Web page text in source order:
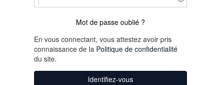
Mot de passe oublié ?
En vous connectant, vous attestez avoir pris
connaissance de la Politique de confidentialité
du site.
Identifiez-vous